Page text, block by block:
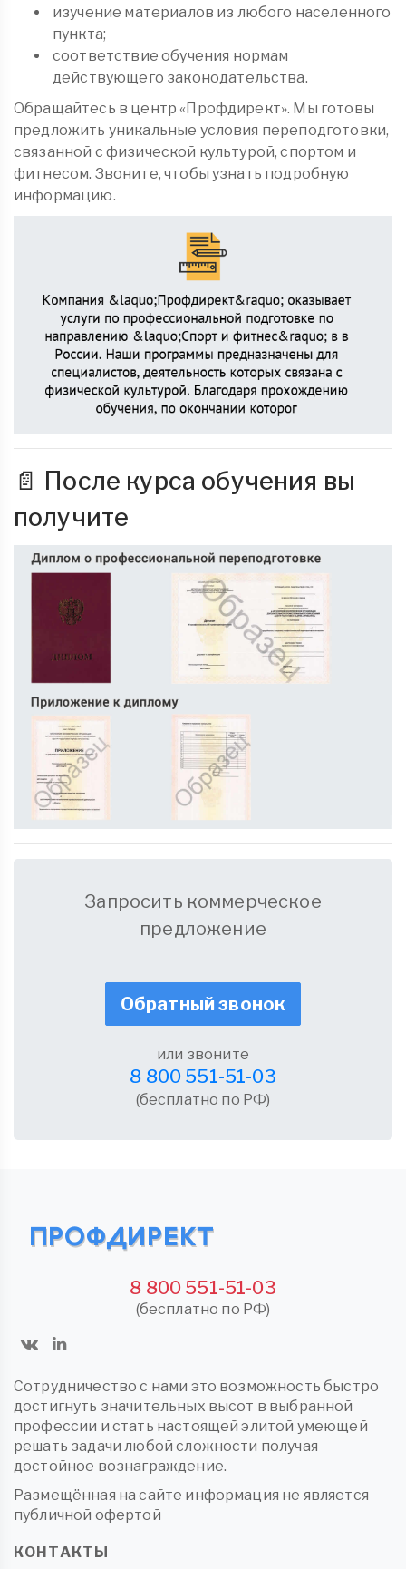
изучение материалов из любого населенного
пункта;
соответствие обучения нормам
действующего законодательства.
Обращайтесь в центр «Профдирект». Мы готовы
предложить уникальные условия переподготовки,
связанной с физической культурой, спортом и
фитнесом. Звоните, чтобы узнать подробную
информацию.
📄 После курса обучения вы
получите
Запросить коммерческое
предложение
Обратный звонок
или звоните
8 800 551-51-03
(бесплатно по РФ)
8 800 551-51-03
(бесплатно по РФ)
Сотрудничество с нами это возможность быстро
достигнуть значительных высот в выбранной
профессии и стать настоящей элитой умеющей
решать задачи любой сложности получая
достойное вознаграждение.
Размещённая на сайте информация не является
публичной офертой
КОНТАКТЫ